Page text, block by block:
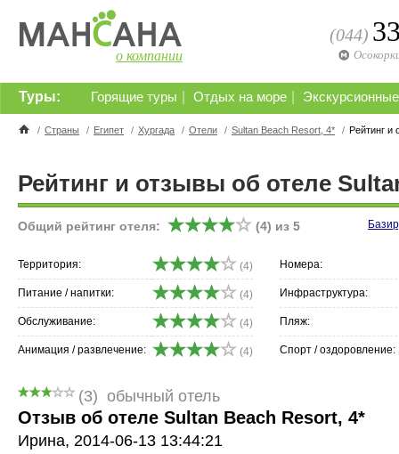
о компании
(044)
Горящие туры Отдых на море
Туры:
/ Страны / Египет / Хургада / Отели / Sultan Beach Resort, 4* / Рейтинг и
Рейтинг и отзывы об отеле
Общий рейтинг отеля: (4) из 5
Территория: (4) Номера:
Питание / напитки: (4) Инфраструктура:
Обслуживание: (4) Пляж:
Анимация / развлечение: (4) Спорт / оздоровление:
(3) обычный отель
Отзыв об отеле Sultan Beach Resort, 4*
Ирина, 2014-06-13 13:44:21